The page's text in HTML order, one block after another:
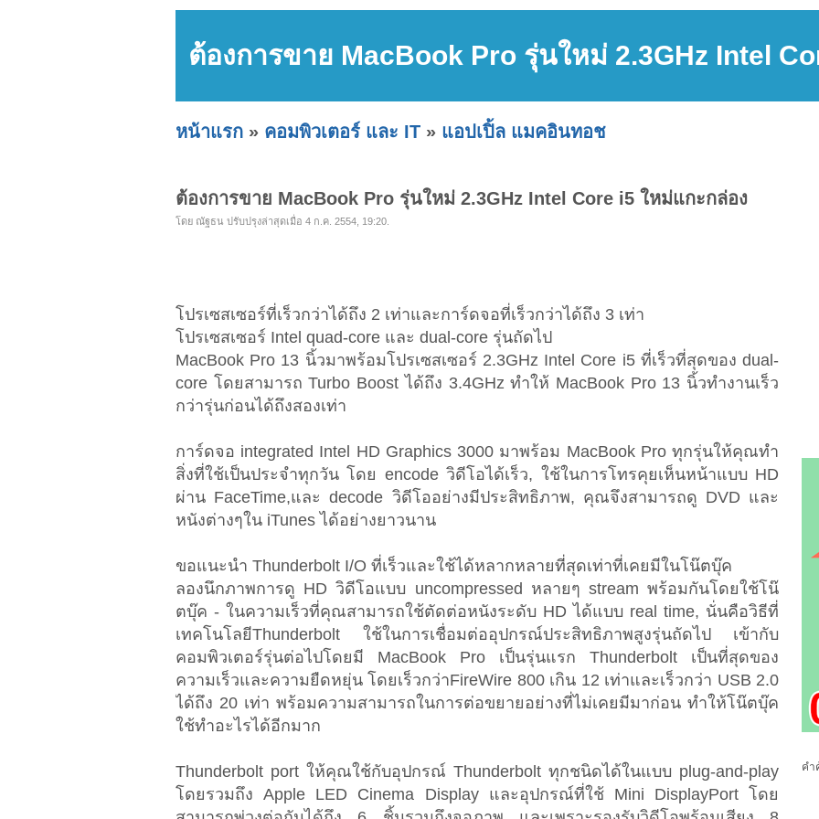
ต้องการขาย MacBook Pro รุ่นใหม่ 2.3GHz Intel
หน้าแรก » คอมพิวเตอร์ และ IT » แอปเปิ้ล แมคอินทอช
ต้องการขาย MacBook Pro รุ่นใหม่ 2.3GHz Intel Core i5 ใหม่แกะกล่อง
โดย ณัฐธน ปรับปรุงล่าสุดเมื่อ 4 ก.ค. 2554, 19:20.
โปรเซสเซอร์ที่เร็วกว่าได้ถึง 2 เท่าและการ์ดจอที่เร็วกว่าได้ถึง 3 เท่า
โปรเซสเซอร์ Intel quad-core และ dual-core รุ่นถัดไป
MacBook Pro 13 นิ้วมาพร้อมโปรเซสเซอร์ 2.3GHz Intel Core i5 ที่เร็วที่สุดของ dual-
core โดยสามารถ Turbo Boost ได้ถึง 3.4GHz ทำให้ MacBook Pro 13 นิ้วทำงานเร็ว
กว่ารุ่นก่อนได้ถึงสองเท่า
การ์ดจอ integrated Intel HD Graphics 3000 มาพร้อม MacBook Pro ทุกรุ่นให้คุณทำ
สิ่งที่ใช้เป็นประจำทุกวัน โดย encode วิดีโอได้เร็ว, ใช้ในการโทรคุยเห็นหน้าแบบ HD
ผ่าน FaceTime,และ decode วิดีโออย่างมีประสิทธิภาพ, คุณจึงสามารถดู DVD และ
หนังต่างๆใน iTunes ได้อย่างยาวนาน
ขอแนะนำ Thunderbolt I/O ที่เร็วและใช้ได้หลากหลายที่สุดเท่าที่เคยมีในโน๊ตบุ๊ค
ลองนึกภาพการดู HD วิดีโอแบบ uncompressed หลายๆ stream พร้อมกันโดยใช้โน๊
ตบุ๊ค - ในความเร็วที่คุณสามารถใช้ตัดต่อหนังระดับ HD ได้แบบ real time, นั่นคือวิธีที่
เทคโนโลยีThunderbolt ใช้ในการเชื่อมต่ออุปกรณ์ประสิทธิภาพสูงรุ่นถัดไป เข้ากับ
คอมพิวเตอร์รุ่นต่อไปโดยมี MacBook Pro เป็นรุ่นแรก Thunderbolt เป็นที่สุดของ
ความเร็วและความยืดหยุ่น โดยเร็วกว่าFireWire 800 เกิน 12 เท่าและเร็วกว่า USB 2.0
ได้ถึง 20 เท่า พร้อมความสามารถในการต่อขยายอย่างที่ไม่เคยมีมาก่อน ทำให้โน๊ตบุ๊ค
ใช้ทำอะไรได้อีกมาก
Thunderbolt port ให้คุณใช้กับอุปกรณ์ Thunderbolt ทุกชนิดได้ในแบบ plug-and-play
โดยรวมถึง Apple LED Cinema Display และอุปกรณ์ที่ใช้ Mini DisplayPort โดย
คำ